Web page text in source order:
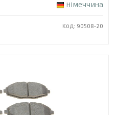
Німеччина
Код: 90508-20